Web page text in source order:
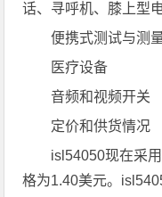
话、寻呼机、膝上型
便携式测试与测
医疗设备
音频和视频开关
定价和供货情况
isl54050现在采
格为1.40美元。